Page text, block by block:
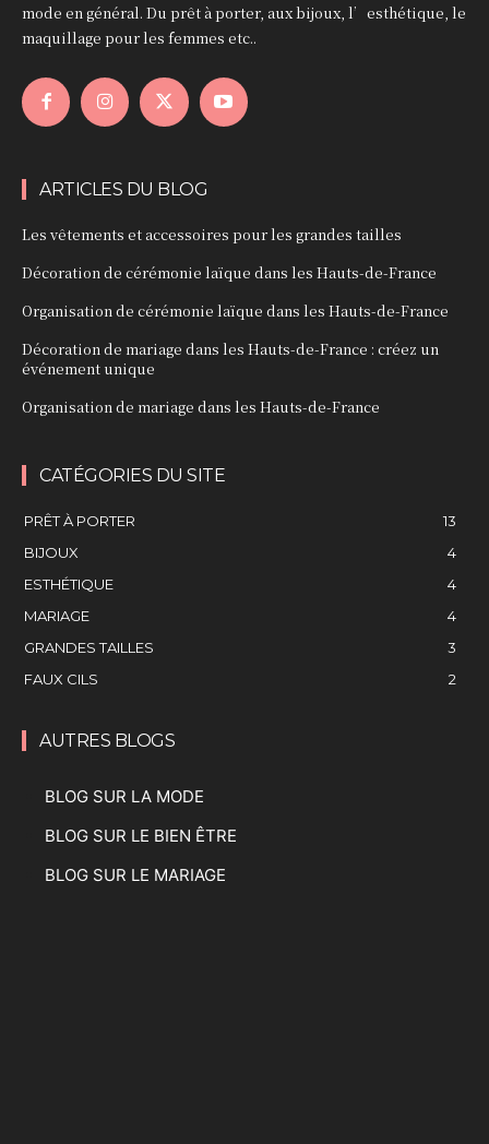
mode en général. Du prêt à porter, aux bijoux, l’esthétique, le
maquillage pour les femmes etc..
ARTICLES DU BLOG
Les vêtements et accessoires pour les grandes tailles
Décoration de cérémonie laïque dans les Hauts-de-France
Organisation de cérémonie laïque dans les Hauts-de-France
Décoration de mariage dans les Hauts-de-France : créez un
événement unique
Organisation de mariage dans les Hauts-de-France
CATÉGORIES DU SITE
PRÊT À PORTER
13
BIJOUX
4
ESTHÉTIQUE
4
MARIAGE
4
GRANDES TAILLES
3
FAUX CILS
2
AUTRES BLOGS
BLOG SUR LA MODE
BLOG SUR LE BIEN ÊTRE
BLOG SUR LE MARIAGE